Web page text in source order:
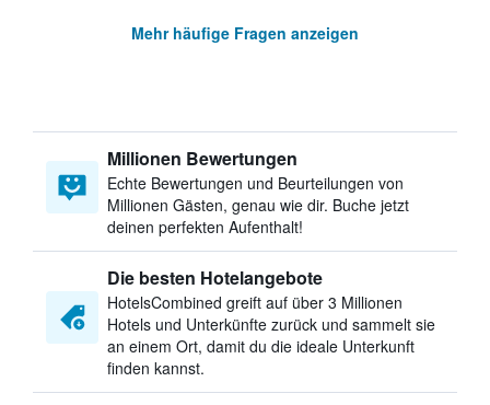
Mehr häufige Fragen anzeigen
Millionen Bewertungen
Echte Bewertungen und Beurteilungen von
Millionen Gästen, genau wie dir. Buche jetzt
deinen perfekten Aufenthalt!
Die besten Hotelangebote
HotelsCombined greift auf über 3 Millionen
Hotels und Unterkünfte zurück und sammelt sie
an einem Ort, damit du die ideale Unterkunft
finden kannst.